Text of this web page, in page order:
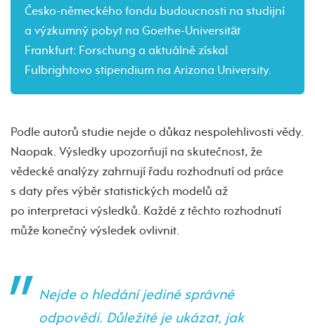
Česko-německého fondu budoucnosti na studijní
a výzkumný pobyt na Goethe-Universität
Frankfurt: Forschung a aktuálně získal
Fulbrightovo stipendium na Arizona University.
Podle autorů studie nejde o důkaz nespolehlivosti vědy.
Naopak. Výsledky upozorňují na skutečnost, že
vědecké analýzy zahrnují řadu rozhodnutí od práce
s daty přes výběr statistických modelů až
po interpretaci výsledků. Každé z těchto rozhodnutí
může konečný výsledek ovlivnit.
Nejde o hledání jediné správné
odpovědi. Důležité je ukázat, jak